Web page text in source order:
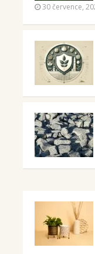
30 července,